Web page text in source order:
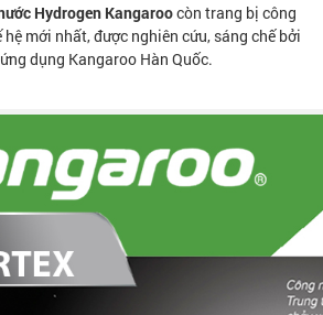
Hydrogen Kangaroocòn trang bị công
hệ mới nhất, được nghiên cứu, sáng chế bởi
dụng Kangaroo Hàn Quốc.